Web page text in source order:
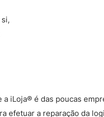
a iLoja® é das poucas
efetuar a reparação da